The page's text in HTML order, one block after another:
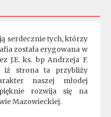
serdecznie tych, którzy
została erygowana w
J.E. ks. bp Andrzeja F.
iż strona ta przybliży
naszej młodej
rozwija się na
Mazowieckiej.